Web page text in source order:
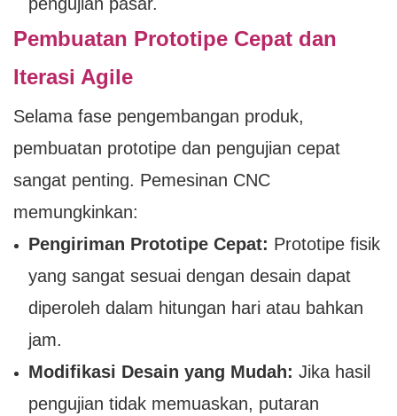
Pembuatan Prototipe Cepat dan
Iterasi Agile
Selama fase pengembangan produk,
pembuatan prototipe dan pengujian cepat
sangat penting. Pemesinan CNC
memungkinkan:
Pengiriman Prototipe Cepat: Prototipe fisik
yang sangat sesuai dengan desain dapat
diperoleh dalam hitungan hari atau bahkan
jam.
Modifikasi Desain yang Mudah: Jika hasil
pengujian tidak memuaskan, putaran